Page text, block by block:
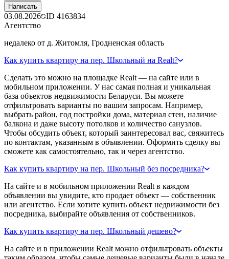
Написать
03.08.2026 ID 4163834
Агентство
недалеко от д. Житомля, Гродненская область
Как купить квартиру на пер. Школьный на Realt?
Сделать это можно на площадке Realt — на сайте или в
мобильном приложении. У нас самая полная и уникальная
база объектов недвижимости Беларуси. Вы можете
отфильтровать варианты по вашим запросам. Например,
выбрать район, год постройки дома, материал стен, наличие
балкона и даже высоту потолков и количество санузлов.
Чтобы обсудить объект, который заинтересовал вас, свяжитесь
по контактам, указанным в объявлении. Оформить сделку вы
сможете как самостоятельно, так и через агентство.
Как купить квартиру на пер. Школьный без посредника?
На сайте и в мобильном приложении Realt в каждом
объявлении вы увидите, кто продает объект — собственник
или агентство. Если хотите купить объект недвижимости без
посредника, выбирайте объявления от собственников.
Как купить квартиру на пер. Школьный дешево?
На сайте и в приложении Realt можно отфильтровать объекты